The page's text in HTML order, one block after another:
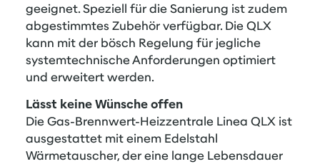
geeignet. Speziell für die Sanierung ist zudem
abgestimmtes Zubehör verfügbar. Die QLX
kann mit der bösch Regelung für jegliche
systemtechnische Anforderungen optimiert
und erweitert werden.
Lässt keine Wünsche offen
Die Gas-Brennwert-Heizzentrale Linea QLX ist
ausgestattet mit einem Edelstahl
Wärmetauscher, der eine lange Lebensdauer